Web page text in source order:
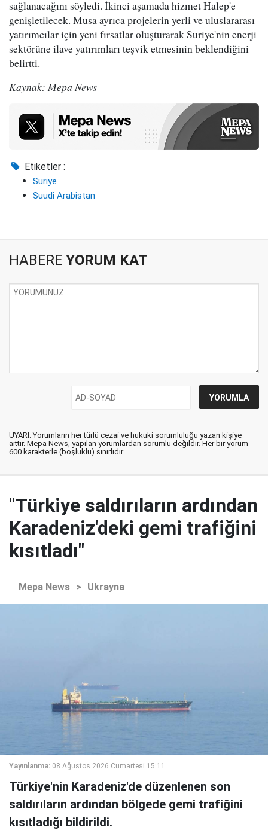
sağlanacağını söyledi. İkinci aşamada hizmet Halep'e
genişletilecek. Musa ayrıca projelerin yerli ve uluslararası
yatırımcılar için yeni fırsatlar oluşturarak Suriye'nin enerji
sektörüne ilave yatırımları teşvik etmesinin beklendiğini
belirtti.
Kaynak: Mepa News
Etiketler :
Suriye
Suudi Arabistan
HABERE YORUM KAT
UYARI: Yorumların her türlü cezai ve hukuki sorumluluğu yazan kişiye
aittir. Mepa News, yapılan yorumlardan sorumlu değildir. Her bir yorum
600 karakterle (boşluklu) sınırlıdır.
"Türkiye saldırıların ardından
Karadeniz'deki gemi trafiğini
kısıtladı"
Mepa News > Ukrayna
Yayınlanma: 08 Ağustos 2026 Cumartesi 15:11
Türkiye'nin Karadeniz'de düzenlenen son
saldırıların ardından bölgede gemi trafiğini
kısıtladığı bildirildi.